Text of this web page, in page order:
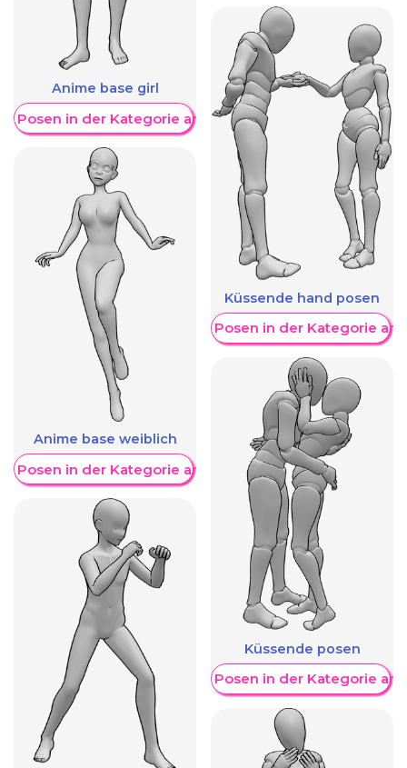
Anime base girl
Posen in der Kategorie anzeigen
Anime base weiblich
Posen in der Kategorie anzeigen
Küssende hand posen
Weitere Posen in der Kategorie
Küssende posen
Weitere Posen in der Kategorie